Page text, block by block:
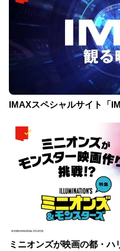
IMAXスペシャルサイト「
ミニオンズが映画の都・